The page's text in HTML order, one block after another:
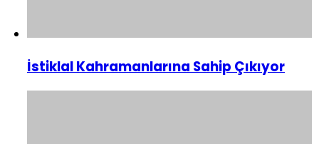
İstiklal Kahramanlarına Sahip Çıkıyor